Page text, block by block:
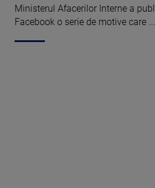
Ministerul Afacerilor Interne a
Facebook o serie de motive care ...